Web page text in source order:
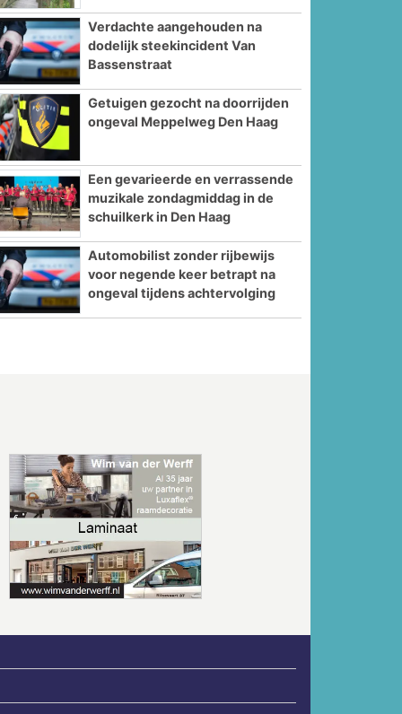
Verdachte aangehouden na
dodelijk steekincident Van
Bassenstraat
Getuigen gezocht na doorrijden
ongeval Meppelweg Den Haag
Een gevarieerde en verrassende
muzikale zondagmiddag in de
schuilkerk in Den Haag
Automobilist zonder rijbewijs
voor negende keer betrapt na
ongeval tijdens achtervolging